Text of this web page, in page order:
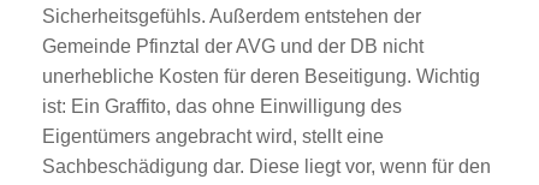
Sicherheitsgefühls. Außerdem entstehen der
Gemeinde Pfinztal der AVG und der DB nicht
unerhebliche Kosten für deren Beseitigung. Wichtig
ist: Ein Graffito, das ohne Einwilligung des
Eigentümers angebracht wird, stellt eine
Sachbeschädigung dar. Diese liegt vor, wenn für den